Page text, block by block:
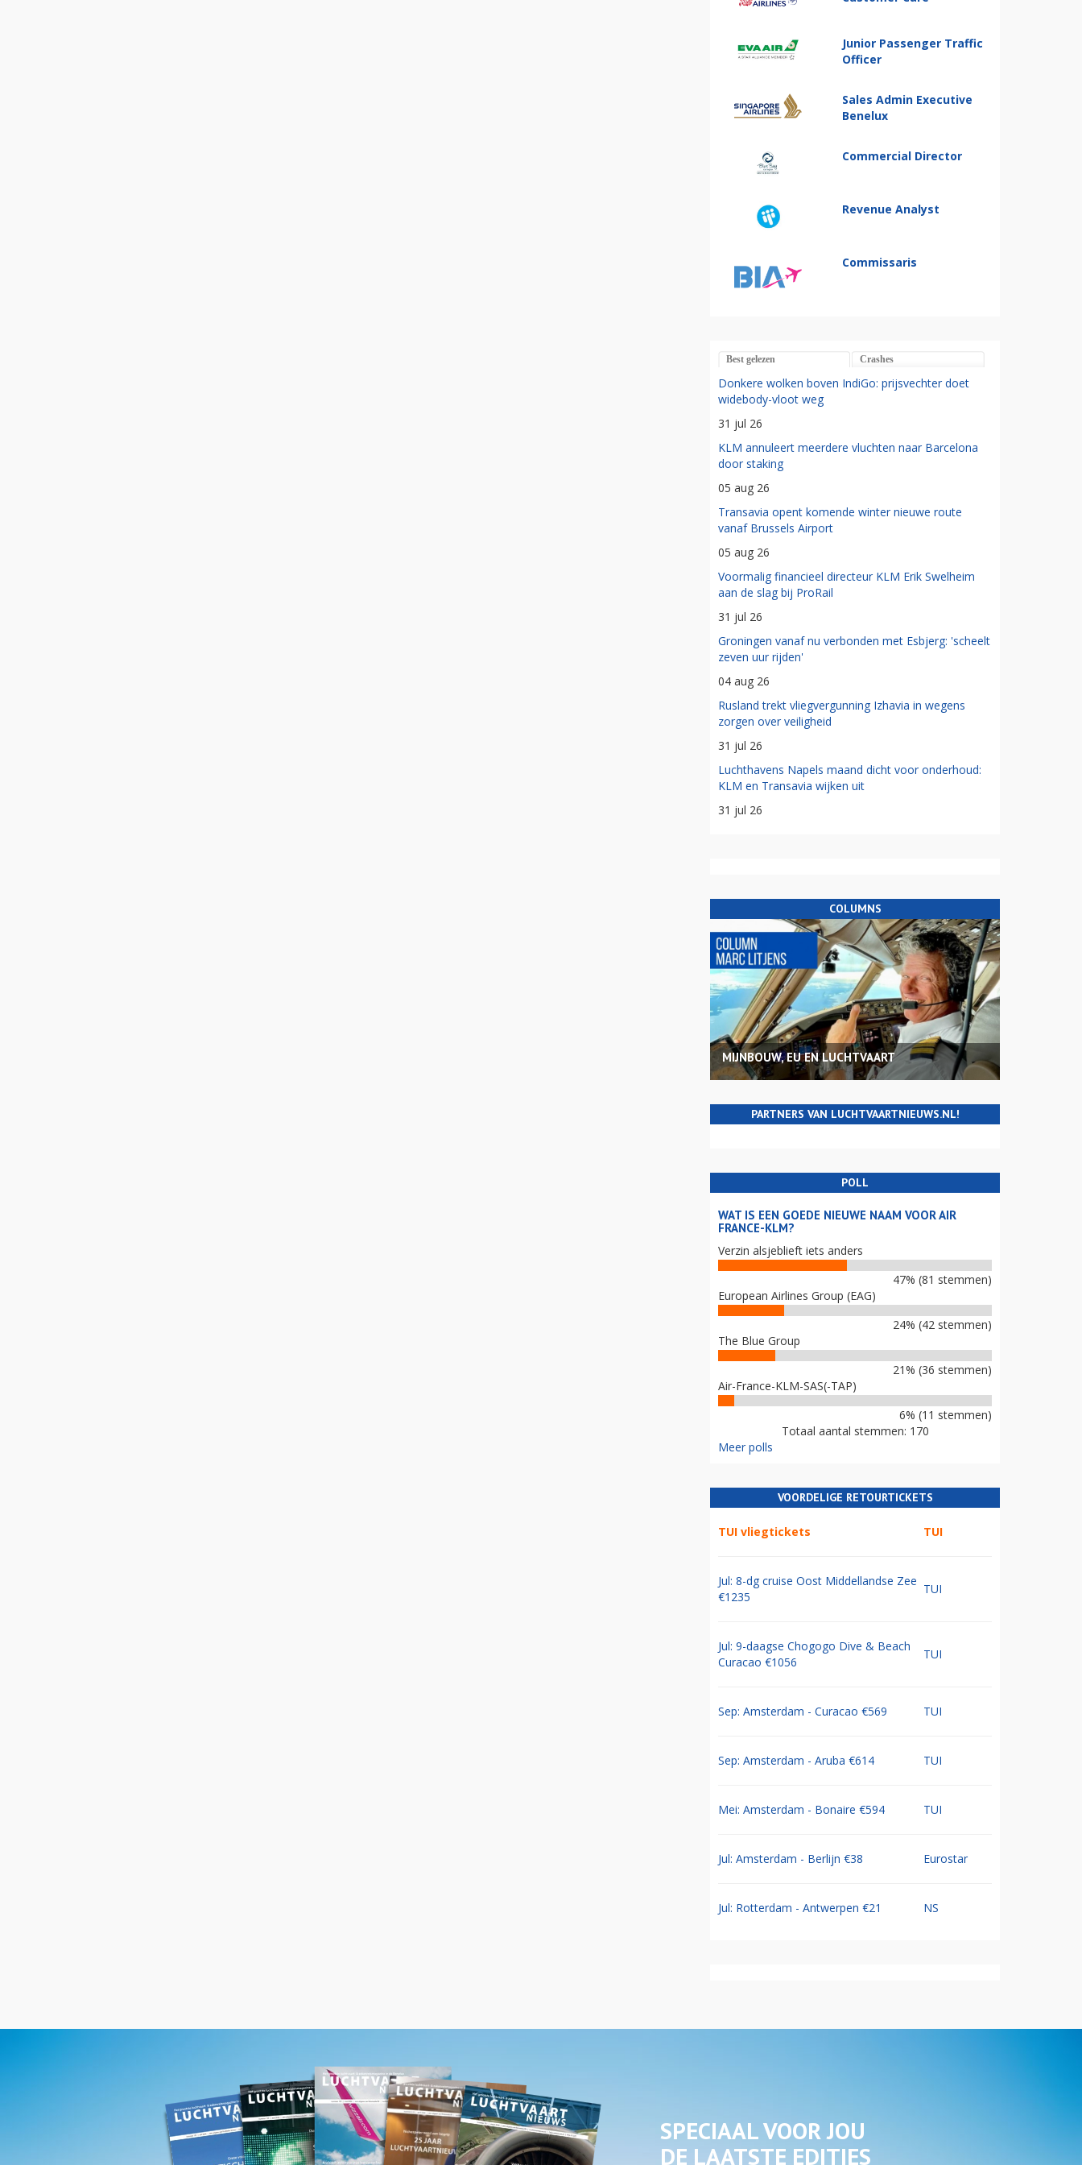
Junior Passenger Traffic
Officer
Sales Admin Executive
Benelux
Commercial Director
Revenue Analyst
Commissaris
Best gelezen Crashes
Donkere wolken boven IndiGo: prijsvechter doet
widebody-vloot weg
31 jul 26
KLM annuleert meerdere vluchten naar Barcelona
door staking
05 aug 26
Transavia opent komende winter nieuwe route
vanaf Brussels Airport
05 aug 26
Voormalig financieel directeur KLM Erik Swelheim
aan de slag bij ProRail
31 jul 26
Groningen vanaf nu verbonden met Esbjerg: 'scheelt
zeven uur rijden'
04 aug 26
Rusland trekt vliegvergunning Izhavia in wegens
zorgen over veiligheid
31 jul 26
Luchthavens Napels maand dicht voor onderhoud:
KLM en Transavia wijken uit
31 jul 26
COLUMNS
MIJNBOUW, EU EN LUCHTVAART
PARTNERS VAN LUCHTVAARTNIEUWS.NL!
POLL
WAT IS EEN GOEDE NIEUWE NAAM VOOR AIR
FRANCE-KLM?
Verzin alsjeblieft iets anders
47% (81 stemmen)
European Airlines Group (EAG)
24% (42 stemmen)
The Blue Group
21% (36 stemmen)
Air-France-KLM-SAS(-TAP)
6% (11 stemmen)
Totaal aantal stemmen: 170
Meer polls
VOORDELIGE RETOURTICKETS
TUI vliegtickets TUI
Jul: 8-dg cruise Oost Middellandse Zee
€1235
TUI
Jul: 9-daagse Chogogo Dive & Beach
Curacao €1056
TUI
Sep: Amsterdam - Curacao €569 TUI
Sep: Amsterdam - Aruba €614 TUI
Mei: Amsterdam - Bonaire €594 TUI
Jul: Amsterdam - Berlijn €38 Eurostar
Jul: Rotterdam - Antwerpen €21 NS
SPECIAAL VOOR JOU
DE LAATSTE EDITIES